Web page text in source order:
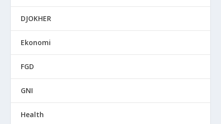
DJOKHER
Ekonomi
FGD
GNI
Health